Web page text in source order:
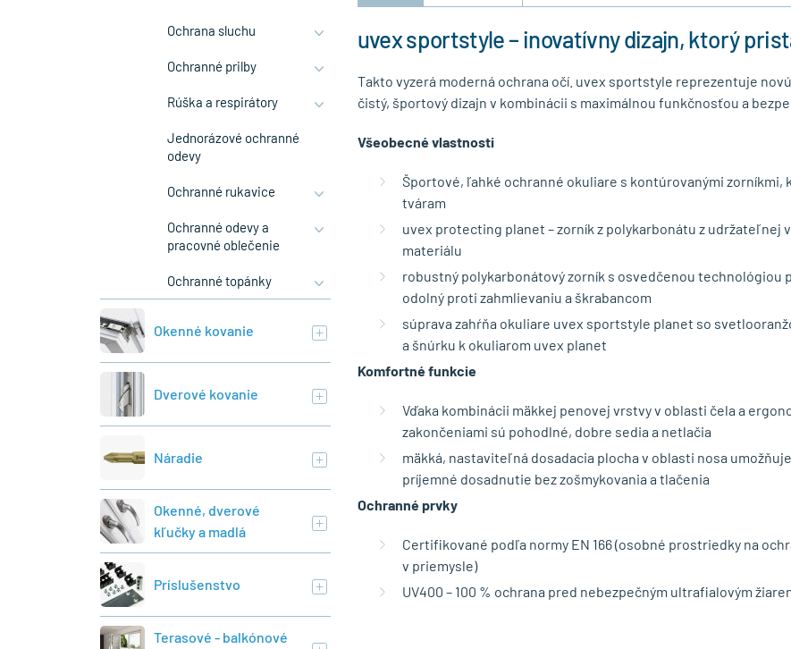
uvex sportstyle – inovatívny dizajn, ktorý
Takto vyzerá moderná ochrana očí. uvex sportstyle reprezentuje
čistý, športový dizajn v kombinácii s maximálnou funkčnosťou a
Všeobecné vlastnosti
Športové, ľahké ochranné okuliare s kontúrovanými zorníkmi,
tváram
uvex protecting planet – zorník z polykarbonátu z udržateľnej
materiálu
robustný polykarbonátový zorník s osvedčenou technológiou
odolný proti zahmlievaniu a škrabancom
súprava zahŕňa okuliare uvex sportstyle planet so
a šnúrku k okuliarom uvex planet
Komfortné funkcie
Vďaka kombinácii mäkkej penovej vrstvy v oblasti čela a
zakončeniami sú pohodlné, dobre sedia a netlačia
mäkká, nastaviteľná dosadacia plocha v oblasti nosa
príjemné dosadnutie bez zošmykovania a tlačenia
Ochranné prvky
Certifikované podľa normy EN 166 (osobné prostriedky na
v priemysle)
UV400 – 100 % ochrana pred nebezpečným ultrafialovým
Ochrana sluchu
Ochranné prilby
Rúška a respirátory
Jednorázové ochranné
odevy
Ochranné rukavice
Ochranné odevy a
pracovné oblečenie
Ochranné topánky
Okenné kovanie
Dverové kovanie
Náradie
Okenné, dverové
kľučky a madlá
Príslušenstvo
Terasové - balkónové